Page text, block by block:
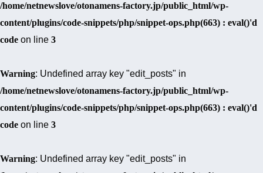
/home/netnewslove/otonamens-factory.jp/public_html/wp-
content/plugins/code-snippets/php/snippet-ops.php(663) : eval()'d
code on line 3
Warning: Undefined array key "edit_posts" in
/home/netnewslove/otonamens-factory.jp/public_html/wp-
content/plugins/code-snippets/php/snippet-ops.php(663) : eval()'d
code on line 3
Warning: Undefined array key "edit_posts" in